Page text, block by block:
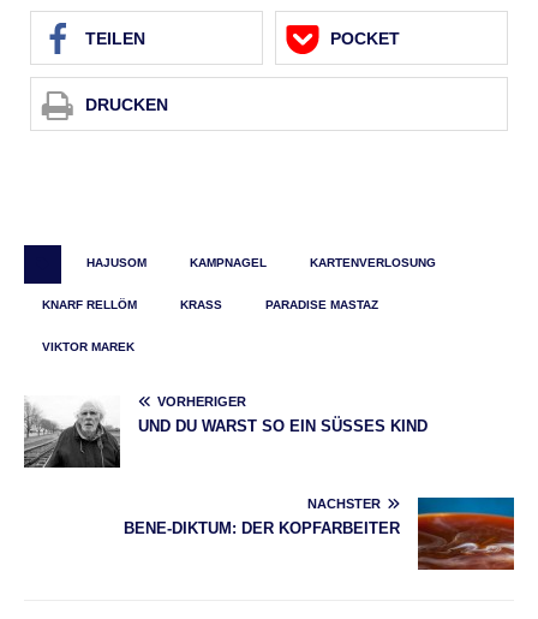
TEI­LEN POCKET
DRU­CKEN
HAJUSOM KAMPNAGEL KARTENVERLOSUNG
KNARF RELLÖM KRASS PARADISE MASTAZ
VIKTOR MAREK
VORHERIGER
UND DU WARST SO EIN SÜSSES KIND
NÄCHSTER
BENE-DIKTUM: DER KOPFARBEITER